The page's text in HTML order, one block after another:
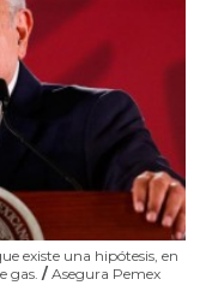
existe una hipótesis, en
gas. / Asegura Pemex